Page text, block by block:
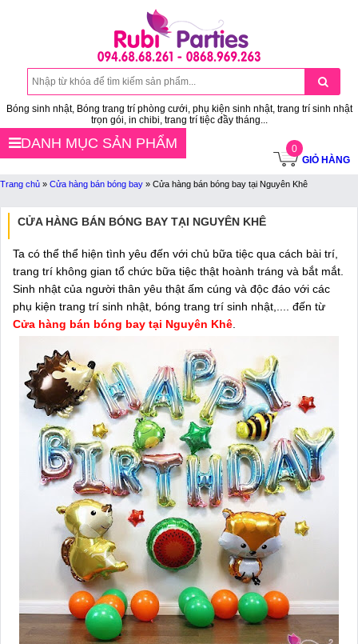
Bóng sinh nhật, Bóng trang trí phòng cưới, phụ kiện sinh nhật, trang trí sinh nhật
trọn gói, in chibi, trang trí tiệc đầy tháng...
0
GIỎ HÀNG
DANH MỤC SẢN PHẨM
Trang chủ » Cửa hàng bán bóng bay » Cửa hàng bán bóng bay tại Nguyên Khê
CỬA HÀNG BÁN BÓNG BAY TẠI NGUYÊN KHÊ
Ta có thể thể hiện tình yêu đến với chủ bữa tiệc qua cách bài trí,
trang trí không gian tổ chức bữa tiệc thật hoành tráng và bắt mắt.
Sinh nhật của người thân yêu thật ấm cúng và độc đáo với các
phụ kiện trang trí sinh nhật, bóng trang trí sinh nhật,.... đến từ
Cửa hàng bán bóng bay tại Nguyên Khê